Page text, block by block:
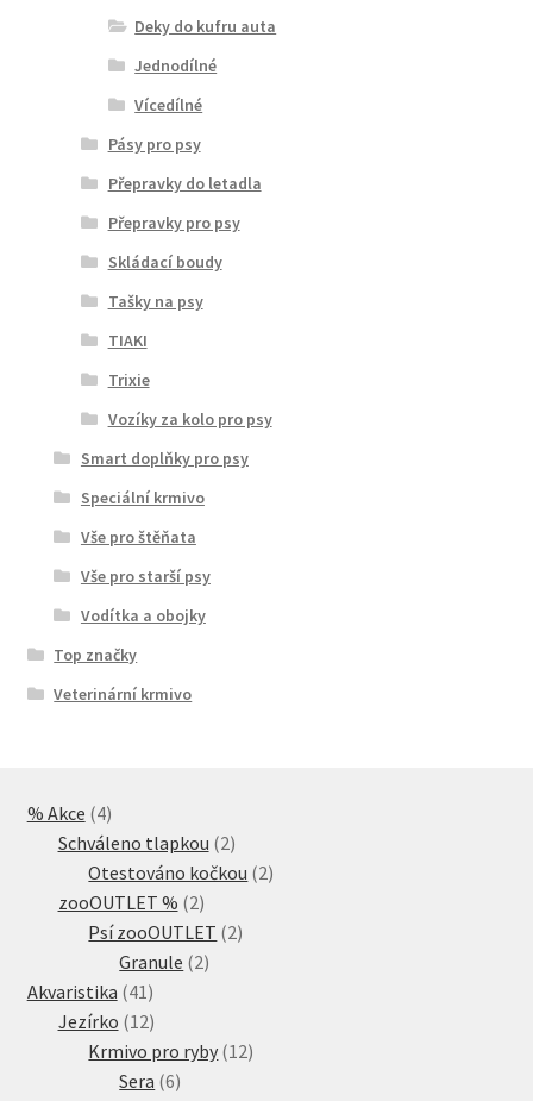
Deky do kufru auta
Jednodílné
Vícedílné
Pásy pro psy
Přepravky do letadla
Přepravky pro psy
Skládací boudy
Tašky na psy
TIAKI
Trixie
Vozíky za kolo pro psy
Smart doplňky pro psy
Speciální krmivo
Vše pro štěňata
Vše pro starší psy
Vodítka a obojky
Top značky
Veterinární krmivo
% Akce 44
produkty
Schváleno tlapkou 22
produkty
Otestováno kočkou 22
zooOUTLET % 22
produkty
Psí zooOUTLET 22
Granule 22
Akvaristika 41 41
produktů
Jezírko 1212
produktů
Krmivo pro ryby 1212
Sera 66